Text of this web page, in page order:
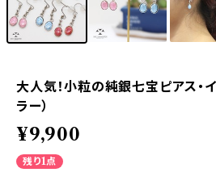
大人気！小粒の純銀七宝ピアス・
ラー）
¥9,900
残り1点